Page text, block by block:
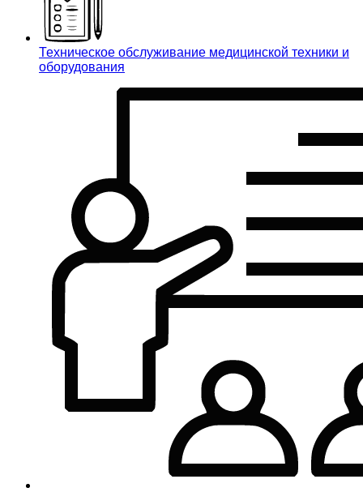
Техническое обслуживание медицинской техники и
оборудования